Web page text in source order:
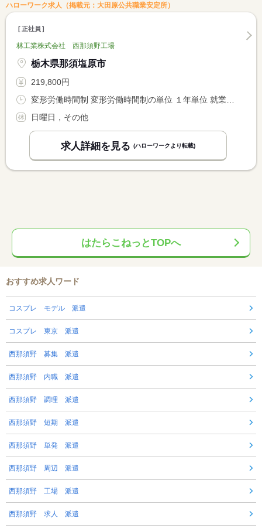
ハローワーク求人（掲載元：大田原公共職業安定所）
正社員
林工業株式会社 西那須野工場
栃木県那須塩原市
219,800円
日曜日，その他
求人詳細を見る (ハローワークより転載)
はたらこねっとTOPへ
おすすめ求人ワード
コスプレ モデル 派遣
コスプレ 東京 派遣
西那須野 募集 派遣
西那須野 内職 派遣
西那須野 調理 派遣
西那須野 短期 派遣
西那須野 単発 派遣
西那須野 周辺 派遣
西那須野 工場 派遣
西那須野 求人 派遣